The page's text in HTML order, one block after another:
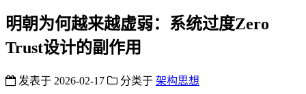
明朝为何越来越虚弱：系统过度Zero
Trust设计的副作用
发表于 2026-02-17 分类于 架构思想